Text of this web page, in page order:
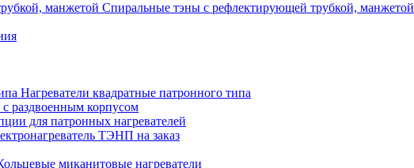
Спиральные тэны с рефлектирующей трубкой, манжетой
Нагреватели квадратные патронного типа
раздвоенным корпусом
для патронных нагревателей
ТЭНП на заказ
миканитовые нагреватели